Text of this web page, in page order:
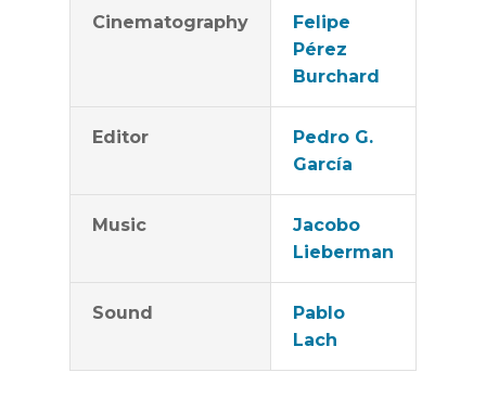
Cinematography
Felipe
Pérez
Burchard
Editor
Pedro G.
García
Music
Jacobo
Lieberman
Sound
Pablo
Lach